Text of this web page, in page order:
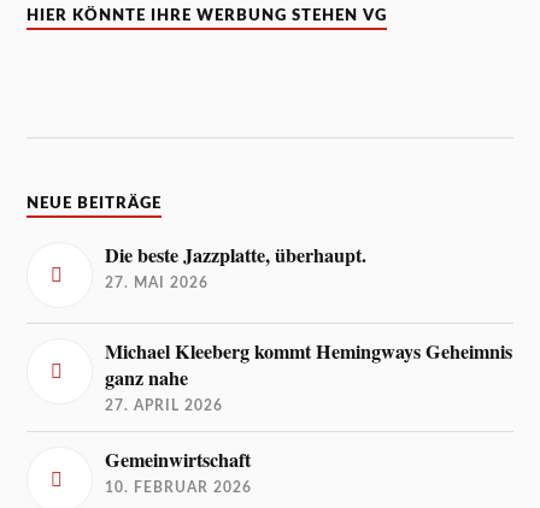
HIER KÖNNTE IHRE WERBUNG STEHEN VG
NEUE BEITRÄGE
Die beste Jazzplatte, überhaupt.
27. MAI 2026
Michael Kleeberg kommt Hemingways Geheimnis
ganz nahe
27. APRIL 2026
Gemeinwirtschaft
10. FEBRUAR 2026